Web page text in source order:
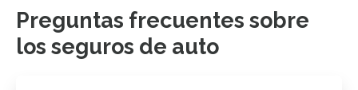
Preguntas frecuentes sobre
los seguros de auto